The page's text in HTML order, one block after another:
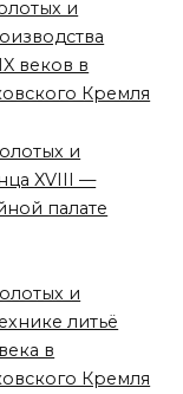
и
веков в
Кремля
и
XVIII —
палате
и
литьё
в
Кремля